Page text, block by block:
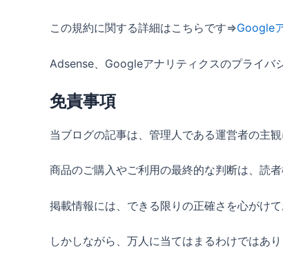
この規約に関する詳細はこちらです⇒Google
Adsense、Googleアナリティクスのプライ
免責事項
当ブログの記事は、管理人である運営者の主
商品のご購入やご利用の最終的な判断は、読者
掲載情報には、できる限りの正確さを心がけて
しかしながら、万人に当てはまるわけではあり